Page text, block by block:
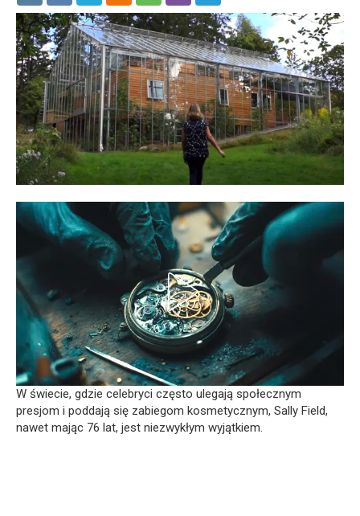
W świecie, gdzie celebryci często ulegają społecznym
presjom i poddają się zabiegom kosmetycznym, Sally Field,
nawet mając 76 lat, jest niezwykłym wyjątkiem.